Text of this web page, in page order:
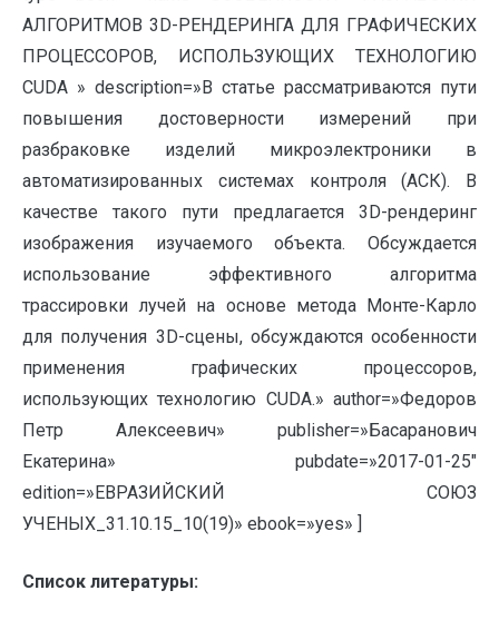
АЛГОРИТМОВ 3D-РЕНДЕРИНГА ДЛЯ ГРАФИЧЕСКИХ
ПРОЦЕССОРОВ, ИСПОЛЬЗУЮЩИХ ТЕХНОЛОГИЮ
CUDA » description=»В статье рассматриваются пути
повышения достоверности измерений при
разбраковке изделий микроэлектроники в
автоматизированных системах контроля (АСК). В
качестве такого пути предлагается 3D-рендеринг
изображения изучаемого объекта. Обсуждается
использование эффективного алгоритма
трассировки лучей на основе метода Монте-Карло
для получения 3D-сцены, обсуждаются особенности
применения графических процессоров,
использующих технологию CUDA.» author=»Федоров
Петр Алексеевич» publisher=»Басаранович
Екатерина» pubdate=»2017-01-25″
edition=»ЕВРАЗИЙСКИЙ СОЮЗ
УЧЕНЫХ_31.10.15_10(19)» ebook=»yes» ]
Список литературы: